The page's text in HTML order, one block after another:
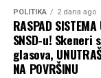
POLITIKA 2 dana ago
RASPAD
SNSD-u!
glasova,
NA POVRŠINU